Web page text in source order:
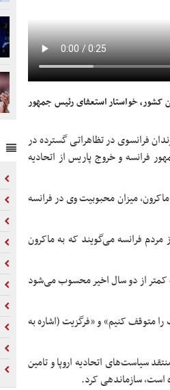
کشور، خواستار استعفای رئیس جمهور
فرانسوی در تظاهراتی گسترده در
فرانسه و خروج پاریس از اتحادیه
میزان محبوبیت وی در فرانسه
هفته گذشته «فیگارو»، حدود ۸۰ درصد از مردم فرانسه می‌گویند که به ماکرون
کمتر از دو سال اخیر محسوب می‌شود
متوقف کنیم» و «فرگزیت (اشاره به
سیاست‌های اتحادیه اروپا و تامین
است، سازماندهی کرد.